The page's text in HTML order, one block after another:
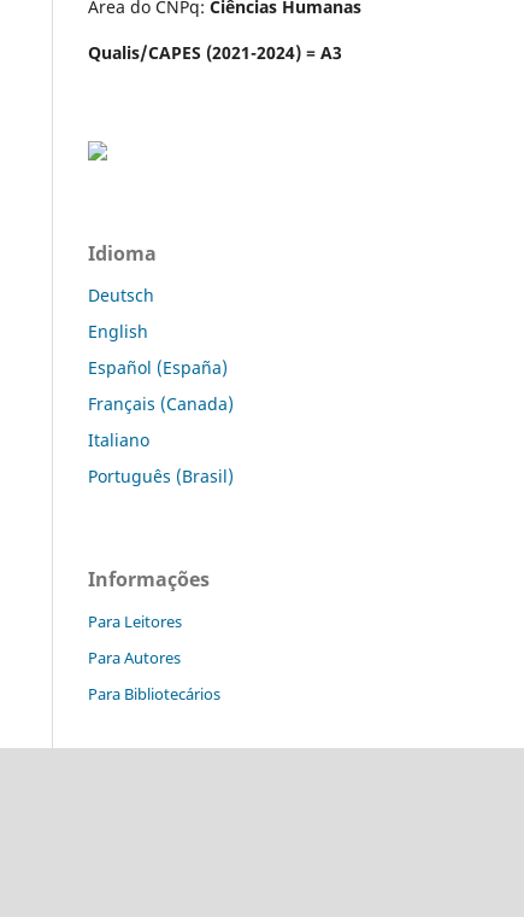
Área do CNPq: Ciências Humanas
Qualis/CAPES (2021-2024) = A3
Idioma
Deutsch
English
Español (España)
Français (Canada)
Italiano
Português (Brasil)
Informações
Para Leitores
Para Autores
Para Bibliotecários